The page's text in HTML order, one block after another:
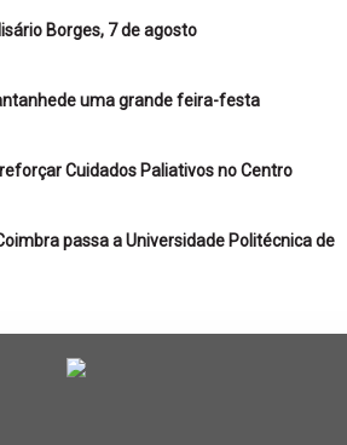
Borges, 7 de agosto
uma grande feira-festa
Cuidados Paliativos no Centro
passa a Universidade Politécnica de